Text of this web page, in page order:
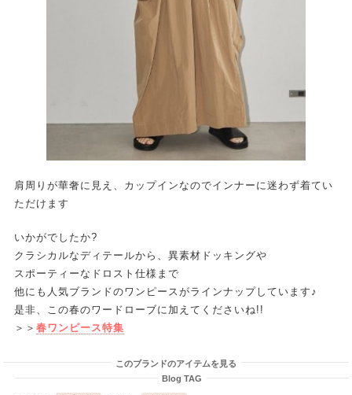
肩周りが華奢に見え、カップインなのでインナーに迷わず着てい
ただけます
いかがでしたか?
クラシカルなディテールから、異素材ドッキングや
スポーティーなドロスト仕様まで
他にも人気ブランドのワンピースがラインナップしています♪
是非、この春のワードローブに加えてくださいね!!
＞＞ 春ワンピース特集
このブランドのアイテムを見る
Blog TAG